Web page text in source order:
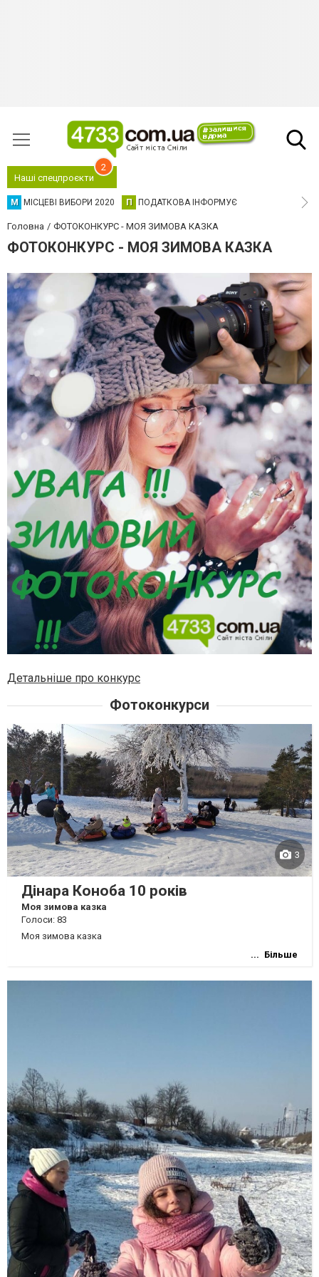
Наші спецпроєкти
2
М МІСЦЕВІ ВИБОРИ 2020 П ПОДАТКОВА ІНФОРМУЄ
Головна ФОТОКОНКУРС - МОЯ ЗИМОВА КАЗКА
ФОТОКОНКУРС - МОЯ ЗИМОВА КАЗКА
Фотоконкурси
3
Дінара Коноба 10 років
Моя зимова казка
Голоси: 83
Моя зимова казка
Більше
Детальніше про конкурс